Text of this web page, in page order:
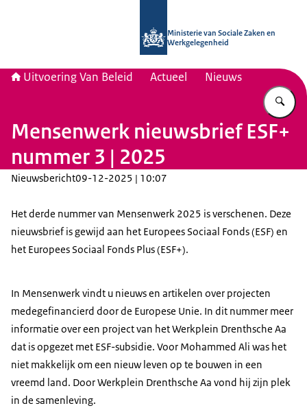
Ministerie van Sociale Zaken en
Werkgelegenheid
Uitvoering Van Beleid Actueel Nieuws
Mensenwerk nieuwsbrief ESF+
nummer 3 | 2025
Nieuwsbericht09-12-2025 | 10:07
Het derde nummer van Mensenwerk 2025 is verschenen. Deze
nieuwsbrief is gewijd aan het Europees Sociaal Fonds (ESF) en
het Europees Sociaal Fonds Plus (ESF+).
In Mensenwerk vindt u nieuws en artikelen over projecten
medegefinancierd door de Europese Unie. In dit nummer meer
informatie over een project van het Werkplein Drenthsche Aa
dat is opgezet met ESF-subsidie. Voor Mohammed Ali was het
niet makkelijk om een nieuw leven op te bouwen in een
vreemd land. Door Werkplein Drenthsche Aa vond hij zijn plek
in de samenleving.